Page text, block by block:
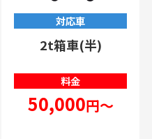
対応車
2t箱車(半)
料金
50,000円～